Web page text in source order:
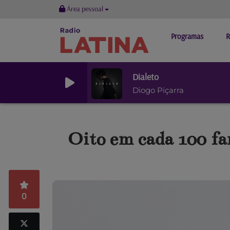
Área pessoal
Programas
Dialeto
Diogo Piçarra
Oito em cada 100
0